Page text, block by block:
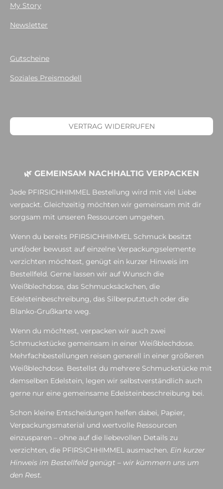
My Story
Newsletter
Gutscheine
Soziales Preismodell
VERTRAG WIDERRUFEN
🌿 GEMEINSAM NACHHALTIG VERPACKEN
Jede PFIRSICHHIMMEL Bestellung wird mit viel Liebe
verpackt. Gleichzeitig möchten wir gemeinsam mit dir
sorgsam mit unseren Ressourcen umgehen.
Wenn du bereits PFIRSICHHIMMEL Schmuck besitzt
und/oder bewusst auf einzelne Verpackungselemente
verzichten möchtest, genügt ein kurzer Hinweis im
Bestellfeld. Gerne lassen wir auf Wunsch die
Weißblechdose, das Schmucksäckchen, die
Edelsteinbeschreibung, das Silberputztuch oder die
Blanko-Grußkarte weg.
Wenn du möchtest, verpacken wir auch zwei
Schmuckstücke gemeinsam in einer Weißblechdose.
Mehrfachbestellungen reisen generell in einer größeren
Weißblechdose. Bestellst du mehrere Schmuckstücke mit
demselben Edelstein, legen wir selbstverständlich auch
gerne nur eine gemeinsame Edelsteinbeschreibung bei.
Schon kleine Entscheidungen helfen dabei, Papier,
Verpackungsmaterial und wertvolle Ressourcen
einzusparen – ohne auf die liebevollen Details zu
verzichten, die PFIRSICHHIMMEL ausmachen. Ein kurzer
Hinweis im Bestellfeld genügt – wir kümmern uns um
den Rest.